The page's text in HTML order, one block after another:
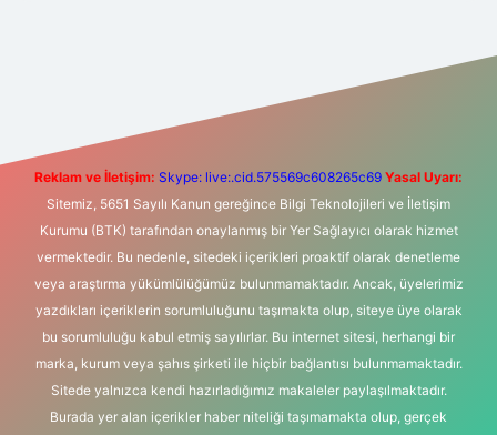
m elexbet
Reklam ve İletişim: Skype: live:.cid.575569c608265c69 Yasal Uyarı:
Sitemiz, 5651 Sayılı Kanun gereğince Bilgi Teknolojileri ve İletişim
Kurumu (BTK) tarafından onaylanmış bir Yer Sağlayıcı olarak hizmet
vermektedir. Bu nedenle, sitedeki içerikleri proaktif olarak denetleme
veya araştırma yükümlülüğümüz bulunmamaktadır. Ancak, üyelerimiz
yazdıkları içeriklerin sorumluluğunu taşımakta olup, siteye üye olarak
bu sorumluluğu kabul etmiş sayılırlar. Bu internet sitesi, herhangi bir
marka, kurum veya şahıs şirketi ile hiçbir bağlantısı bulunmamaktadır.
Sitede yalnızca kendi hazırladığımız makaleler paylaşılmaktadır.
Burada yer alan içerikler haber niteliği taşımamakta olup, gerçek